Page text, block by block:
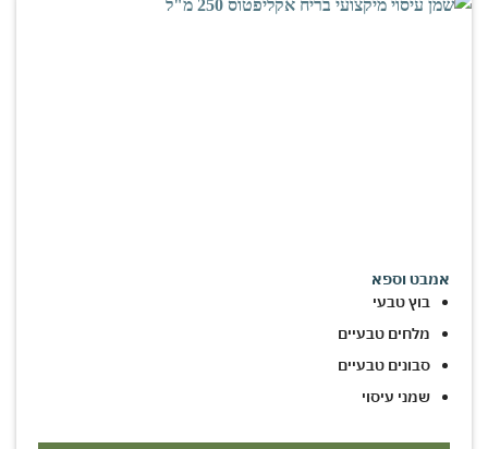
אמבט וספא
בוץ טבעי
מלחים טבעיים
סבונים טבעיים
שמני עיסוי